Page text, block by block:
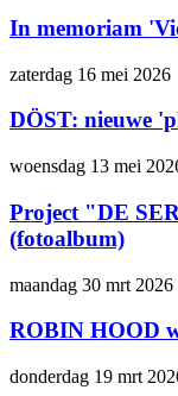
In memoriam
zaterdag 16 mei 2026
DÖST: nieuwe
woensdag 13 mei
Project "DE
(fotoalbum)
maandag 30 mrt 2026
ROBIN HOOD
donderdag 19 mrt